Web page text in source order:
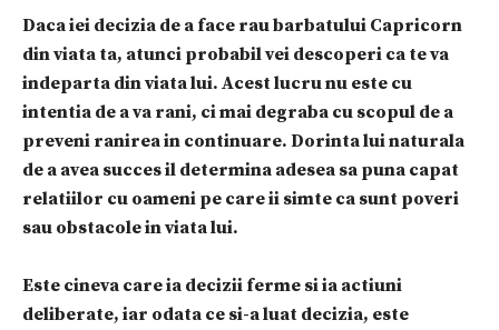
Daca iei decizia de a face rau barbatului Capricorn
din viata ta, atunci probabil vei descoperi ca te va
indeparta din viata lui. Acest lucru nu este cu
intentia de a va rani, ci mai degraba cu scopul de a
preveni ranirea in continuare. Dorinta lui naturala
de a avea succes il determina adesea sa puna capat
relatiilor cu oameni pe care ii simte ca sunt poveri
sau obstacole in viata lui.
Este cineva care ia decizii ferme si ia actiuni
deliberate, iar odata ce si-a luat decizia, este